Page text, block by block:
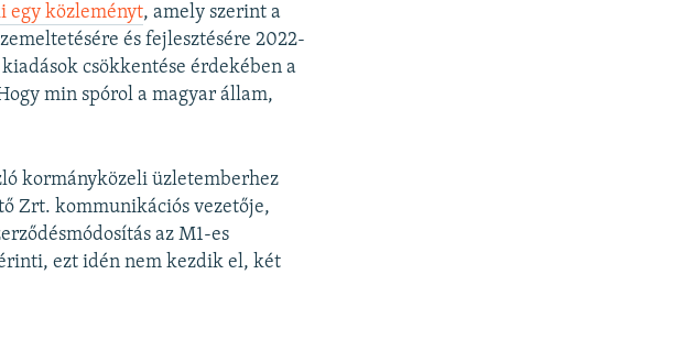
egy közleményt, amely szerint a
és fejlesztésére 2022-
csökkentése érdekében a
min spórol a magyar állam,
kormányközeli üzletemberhez
Zrt. kommunikációs vezetője,
az M1-es
ezt idén nem kezdik el, két